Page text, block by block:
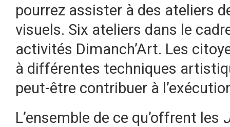
pourrez assister à des ateliers
visuels. Six ateliers dans le
activités Dimanch’Art. Les
à différentes techniques
peut-être contribuer à
L’ensemble de ce qu’offrent les